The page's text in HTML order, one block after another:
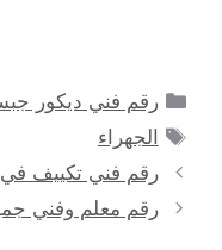
التصنيفات
رقم فني ديكور
الوسوم
الجهراء
رقم فني تكييف في
رقم معلم وفني